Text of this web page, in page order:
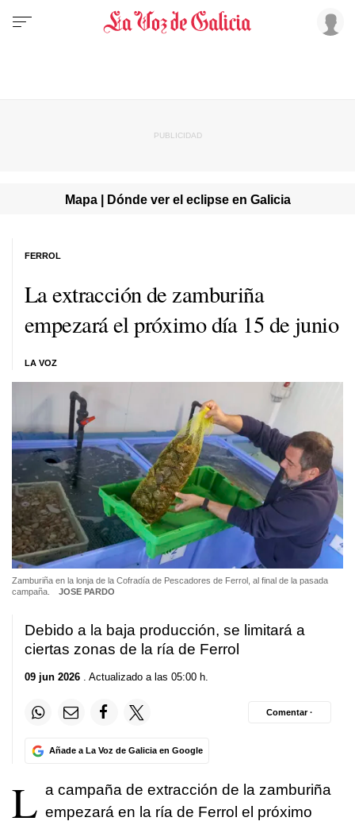
Mapa | Dónde ver el eclipse en Galicia
La extracción de zamburiña
empezará el próximo día 15 de junio
LA VOZ
FERROL
Zamburiña en la lonja de la Cofradía de Pescadores de Ferrol, al final de la pasada
campaña.
JOSE PARDO
Debido a la baja producción, se limitará a
ciertas zonas de la ría de Ferrol
09 jun 2026 . Actualizado a las 05:00 h.
Añade a La Voz de Galicia en Google
Comentar ·
L a campaña de extracción de la zamburiña
empezará en la ría de Ferrol el próximo